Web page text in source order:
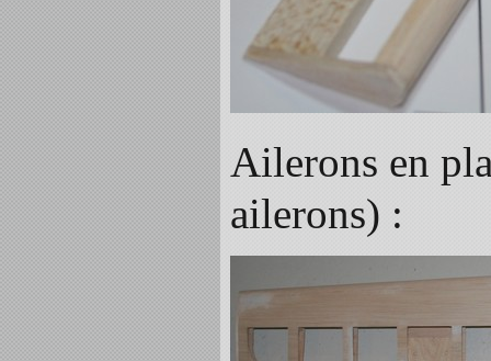
Ailerons en
ailerons) :